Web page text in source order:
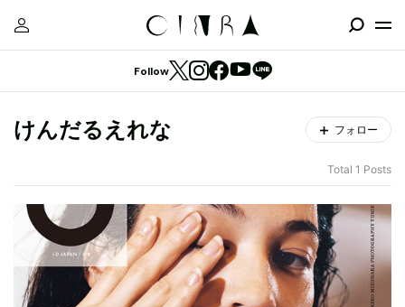
Follow
けんだるえれな フォロー
Total 1 Posts